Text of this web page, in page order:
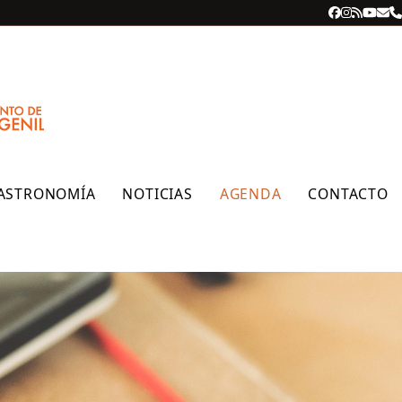
Facebook
RSS
NOTICIAS AGENDA CONTACTO